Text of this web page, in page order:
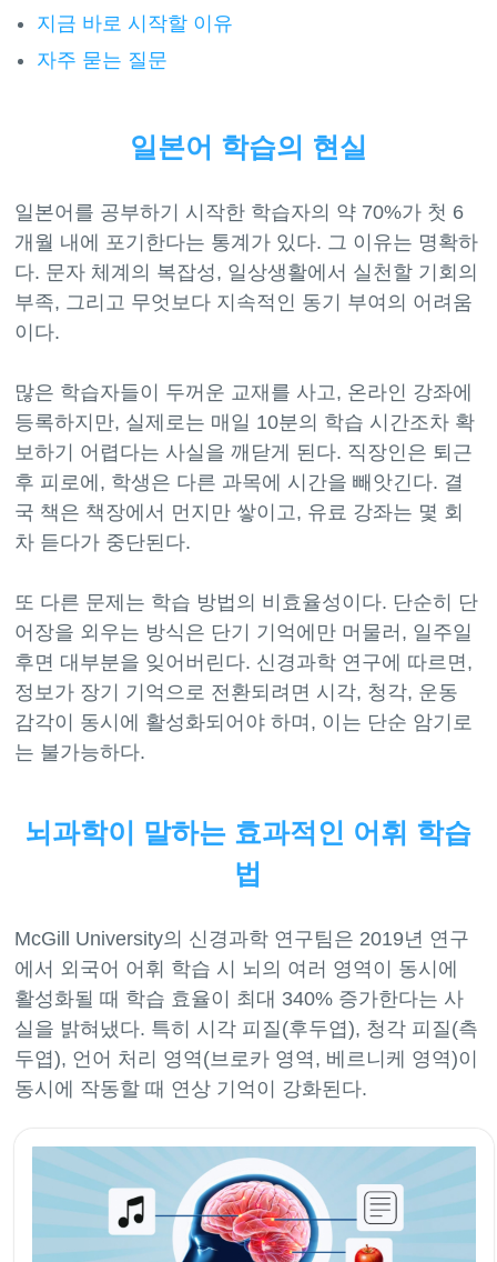
지금 바로 시작할 이유
자주 묻는 질문
일본어 학습의 현실
일본어를 공부하기 시작한 학습자의 약 70%가 첫 6
개월 내에 포기한다는 통계가 있다. 그 이유는 명확하
다. 문자 체계의 복잡성, 일상생활에서 실천할 기회의
부족, 그리고 무엇보다 지속적인 동기 부여의 어려움
이다.
많은 학습자들이 두꺼운 교재를 사고, 온라인 강좌에
등록하지만, 실제로는 매일 10분의 학습 시간조차 확
보하기 어렵다는 사실을 깨닫게 된다. 직장인은 퇴근
후 피로에, 학생은 다른 과목에 시간을 빼앗긴다. 결
국 책은 책장에서 먼지만 쌓이고, 유료 강좌는 몇 회
차 듣다가 중단된다.
또 다른 문제는 학습 방법의 비효율성이다. 단순히 단
어장을 외우는 방식은 단기 기억에만 머물러, 일주일
후면 대부분을 잊어버린다. 신경과학 연구에 따르면,
정보가 장기 기억으로 전환되려면 시각, 청각, 운동
감각이 동시에 활성화되어야 하며, 이는 단순 암기로
뇌과학이 말하는 효과적인 어휘 학습
법
McGill University의 신경과학 연구팀은 2019년 연구
에서 외국어 어휘 학습 시 뇌의 여러 영역이 동시에
활성화될 때 학습 효율이 최대 340% 증가한다는 사
실을 밝혀냈다. 특히 시각 피질(후두엽), 청각 피질(측
두엽), 언어 처리 영역(브로카 영역, 베르니케 영역)이